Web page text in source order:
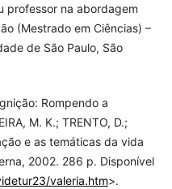
professor na abordagem
(Mestrado em Ciências) –
de São Paulo, São
Rompendo a
M. K.; TRENTO, D.;
e as temáticas da vida
2002. 286 p. Disponível
valeria.htm>.